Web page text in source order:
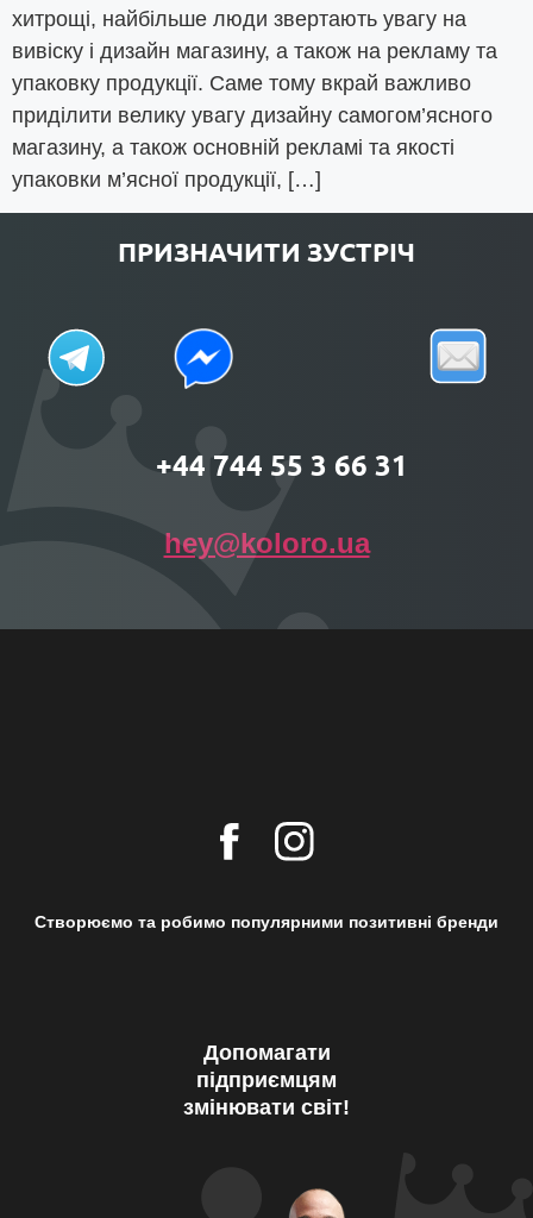
хитрощі, найбільше люди звертають увагу на
вивіску і дизайн магазину, а також на рекламу та
упаковку продукції. Саме тому вкрай важливо
приділити велику увагу дизайну самогом’ясного
магазину, а також основній рекламі та якості
упаковки м’ясної продукції, […]
ПРИЗНАЧИТИ ЗУСТРІЧ
+44 744 55 3 66 31
hey@koloro.ua
Створюємо та робимо популярними позитивні бренди
Допомагати
підприємцям
змінювати світ!